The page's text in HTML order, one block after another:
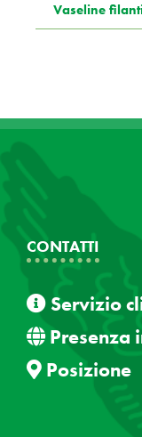
Vaseline
CONTATTI
Servizio
Presenza
Posizione